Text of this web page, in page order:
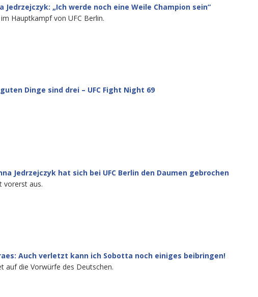
Jedrzejczyk: „Ich werde noch eine Weile Champion sein“
Hauptkampf von UFC Berlin.
Dinge sind drei – UFC Fight Night 69
Jedrzejczyk hat sich bei UFC Berlin den Daumen gebrochen
vorerst aus.
Auch verletzt kann ich Sobotta noch einiges beibringen!
auf die Vorwürfe des Deutschen.